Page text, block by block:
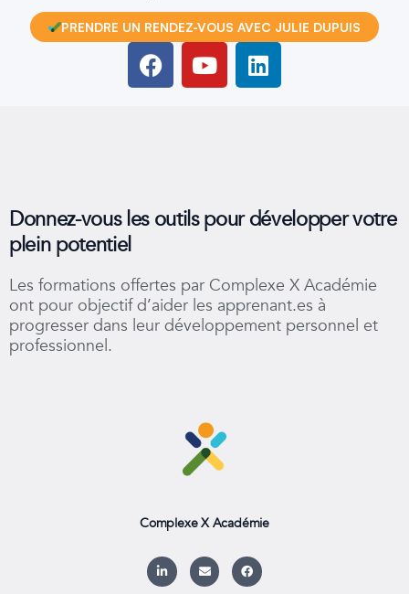
PRENDRE UN RENDEZ-VOUS AVEC JULIE DUPUIS
F
a
k
Y
o
L
i
n
Donnez-vous les outils pour développer votre
plein potentiel
Les formations offertes par Complexe X Académie
ont pour objectif d’aider les apprenant.es à
progresser dans leur développement personnel et
professionnel.
Complexe X Académie
L
i
n
E
n
v
F
a
c